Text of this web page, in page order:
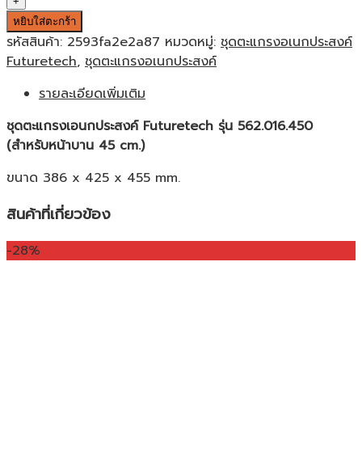
หยิบใส่ตะกร้า
รหัสสินค้า: 2593fa2e2a87 หมวดหมู่: ชุดตะแกรงอเนกประสงค์
Futuretech, ชุดตะแกรงอเนกประสงค์
รายละเอียดเพิ่มเติม
ชุดตะแกรงเอนกประสงค์ Futuretech รุ่น 562.016.450
(สำหรับหน้าบาน 45 cm.)
ขนาด 386 x 425 x 455 mm.
สินค้าที่เกี่ยวข้อง
-28%